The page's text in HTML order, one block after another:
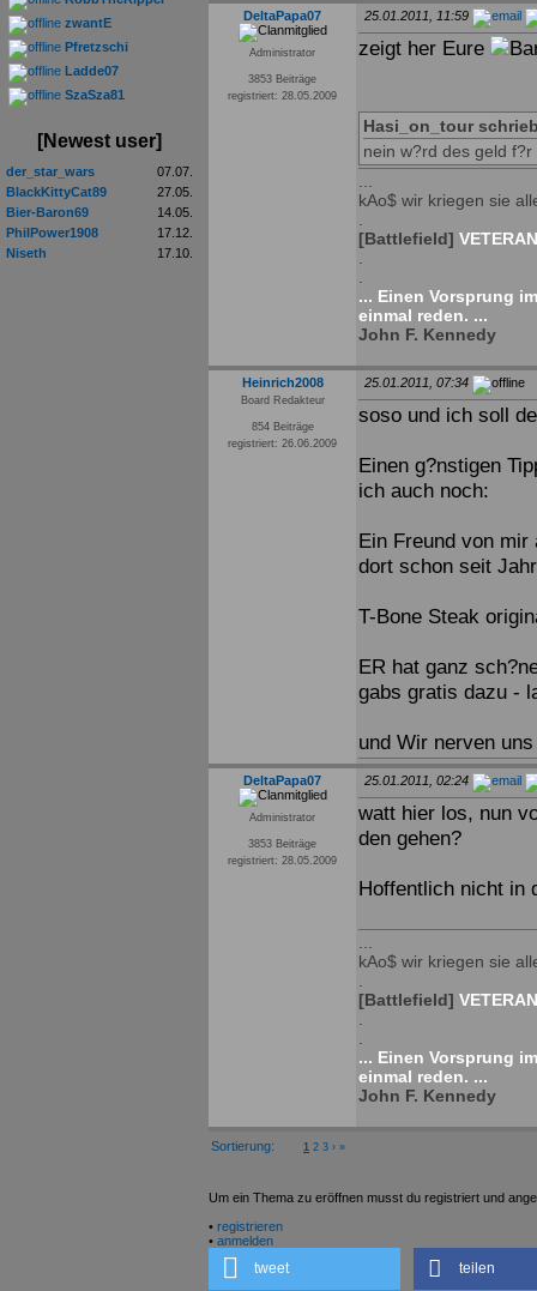
zwantE
Pfretzschi
Ladde07
SzaSza81
[Newest user]
der_star_wars
07.07.
BlackKittyCat89
27.05.
Bier-Baron69
14.05.
PhilPower1908
17.12.
Niseth
17.10.
DeltaPapa07
Administrator
3853 Beiträge
registriert: 28.05.2009
25.01.2011, 11:59
zeigt her Eure
Hasi_on_tour
nein w?rd des geld
kAo$ wir kriegen sie
[Battlefield]
... Einen Vorsprung
einmal reden. ...
John F. Kennedy
Heinrich2008
Board Redakteur
854 Beiträge
registriert: 26.06.2009
25.01.2011, 07:34
soso und ich soll
Einen g?nstigen
ich auch noch:
Ein Freund von
dort schon seit
T-Bone Steak
ER hat ganz
gabs gratis dazu -
und Wir nerven
DeltaPapa07
Administrator
3853 Beiträge
registriert: 28.05.2009
25.01.2011, 02:24
watt hier los, nun
den gehen?
Hoffentlich nicht in
kAo$ wir kriegen sie
[Battlefield]
... Einen Vorsprung
einmal reden. ...
John F. Kennedy
Sortierung: 1 2 3 › »
Um ein Thema zu eröffnen musst du registriert und
• registrieren
• anmelden
tweet teilen